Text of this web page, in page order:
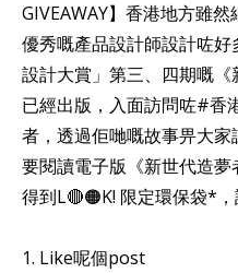
GIVEAWAY】香港地方雖
優秀嘅產品設計師設計咗
設計大賞」第三、四期嘅
已經出版，入面訪問咗#香
者，透過佢哋嘅故事畀大
要閱讀電子版《新世代造
得到L🔴🟠K! 限定環保袋*，
1. Like呢個post